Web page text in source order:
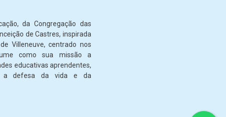
da Congregação das
de Castres, inspirada
Villeneuve, centrado nos
como sua missão a
educativas aprendentes,
a defesa da vida e da